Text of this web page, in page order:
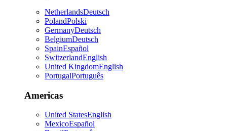
NetherlandsDeutsch
PolandPolski
GermanyDeutsch
BelgiumDeutsch
SpainEspañol
SwitzerlandEnglish
United KingdomEnglish
PortugalPortuguês
Americas
United StatesEnglish
MexicoEspañol